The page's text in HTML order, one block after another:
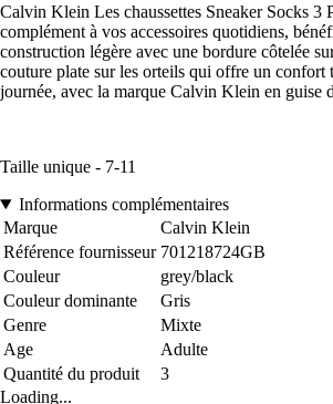
Calvin Klein Les chaussettes Sneaker Socks 3
complément à vos accessoires quotidiens,
construction légère avec une bordure côtelée
couture plate sur les orteils qui offre un confort
journée, avec la marque Calvin Klein en guise
Taille unique - 7-11
Informations complémentaires
Marque
Calvin Klein
Référence fournisseur 701218724GB
Couleur
grey/black
Couleur dominante
Gris
Genre
Mixte
Age
Adulte
Quantité du produit
3
Loading...